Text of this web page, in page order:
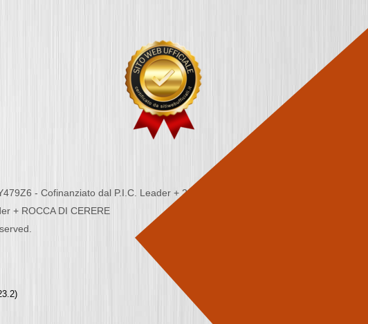
- Cofinanziato dal P.I.C. Leader + 2000/2006 - Programma
+ ROCCA DI CERERE